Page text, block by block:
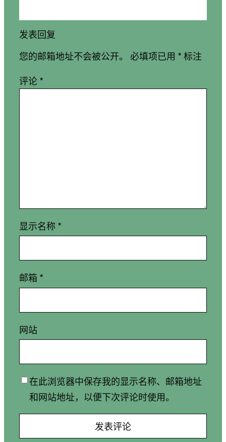
发表回复
您的邮箱地址不会被公开。
必填项已用 *标注
评论*
显示名称 *
邮箱 *
网站
在此浏览器中保存我的显示名称、邮箱地址
和网站地址，以便下次评论时使用。